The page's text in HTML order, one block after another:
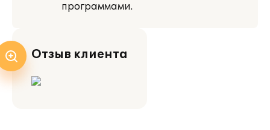
программами.
Отзыв клиента